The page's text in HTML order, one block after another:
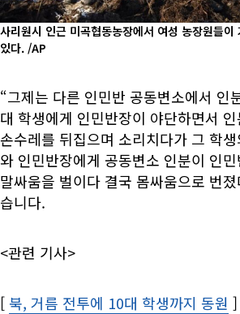
사리원시 인근 미곡협동농장에서 여성 농장원들이
있다. /AP
“그제는 다른 인민반 공동변소에서 인
대 학생에게 인민반장이 야단하면서
손수레를 뒤집으며 소리치다가 그 학
와 인민반장에게 공동변소 인분이 인
말싸움을 벌이다 결국 몸싸움으로 번
습니다.
<관련 기사>
[ 북, 거름 전투에 10대 학생까지 동원 ]